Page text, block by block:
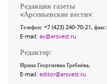
Редакция газеты
«Арсеньевские вести»:
Телефон: +7 (423) 240-70-21, факс:
E-mail: av@arsvest.ru
Редактор:
Ирина Георгиевна Гребнёва,
E-mail: editor@arsvest.ru